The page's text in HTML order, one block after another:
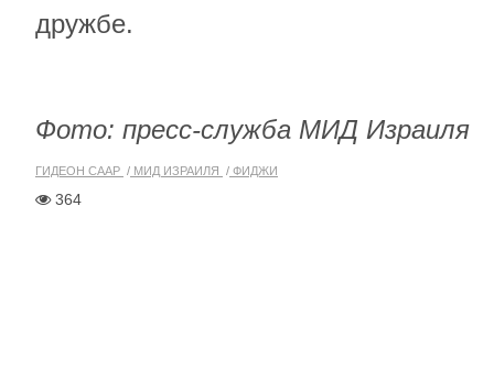
дружбе.
Фото: пресс-служба МИД Израиля
ГИДЕОН СААР МИД ИЗРАИЛЯ ФИДЖИ
364